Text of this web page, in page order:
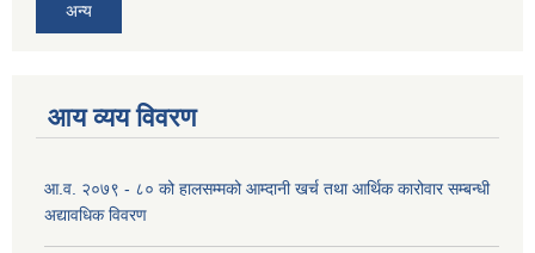
अन्य
आय व्यय विवरण
आ.व. २०७९ - ८० को हालसम्मको आम्दानी खर्च तथा आर्थिक कारोवार सम्बन्धी
अद्यावधिक विवरण